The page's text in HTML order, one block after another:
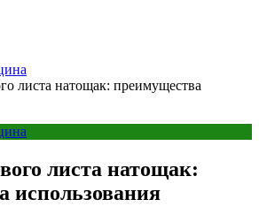
листа натощак: преимущества
листа натощак:
использования